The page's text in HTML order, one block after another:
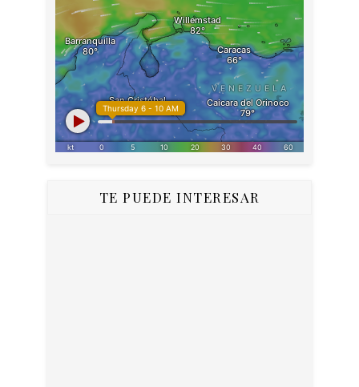
TE PUEDE INTERESAR